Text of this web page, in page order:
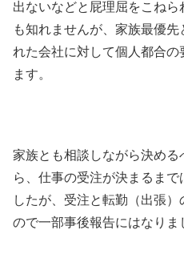
出ないなどと屁理屈をこね
も知れませんが、家族最優先
れた会社に対して個人都合
ます。
家族とも相談しながら決め
ら、仕事の受注が決まるま
したが、受注と転勤（出張
ので一部事後報告にはなりま